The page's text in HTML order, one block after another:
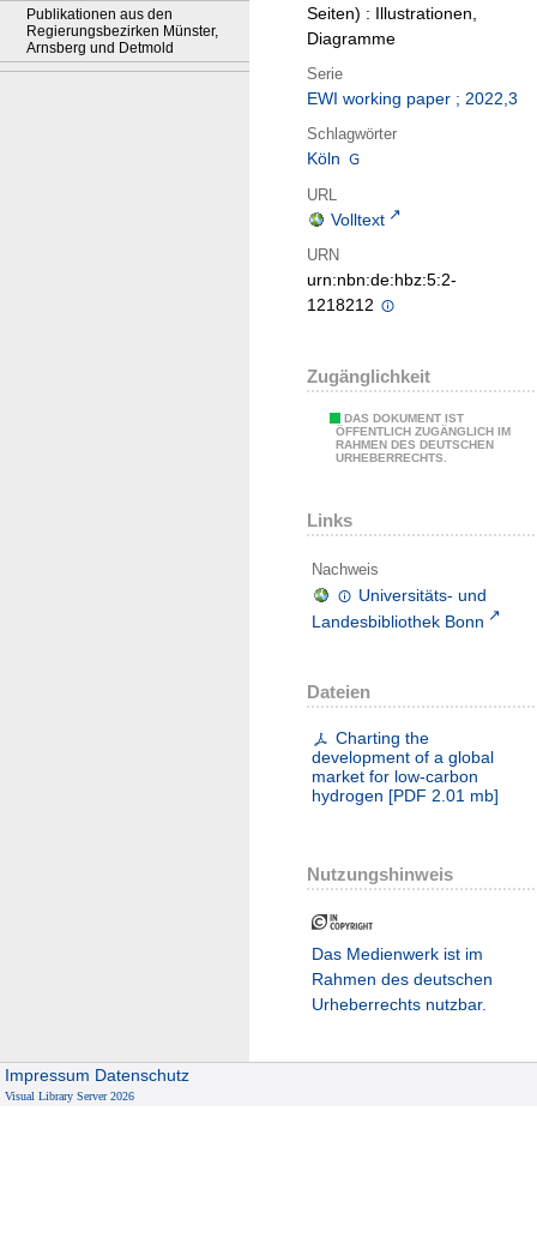
Publikationen aus den
Regierungsbezirken Münster,
Arnsberg und Detmold
Seiten) : Illustrationen,
Diagramme
Serie
EWI working paper ; 2022,3
Schlagwörter
Köln
URL
Volltext
URN
urn:nbn:de:hbz:5:2-
1218212
Zugänglichkeit
DAS DOKUMENT IST
ÖFFENTLICH ZUGÄNGLICH IM
RAHMEN DES DEUTSCHEN
URHEBERRECHTS.
Links
Nachweis
Universitäts- und
Landesbibliothek Bonn
Dateien
Charting the
development of a global
market for low-carbon
hydrogen [PDF 2.01 mb]
Nutzungshinweis
Das Medienwerk ist im
Rahmen des deutschen
Urheberrechts nutzbar.
Impressum Datenschutz
Visual Library Server 2026